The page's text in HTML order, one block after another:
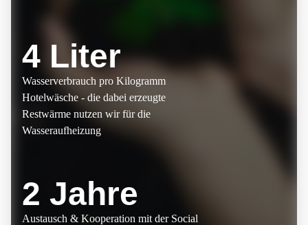
4 Liter
Wasserverbrauch pro Kilogramm
Hotelwäsche - die dabei erzeugte
Restwärme nutzen wir für die
Wasseraufheizung
2 Jahre
Austausch & Kooperation mit der Social